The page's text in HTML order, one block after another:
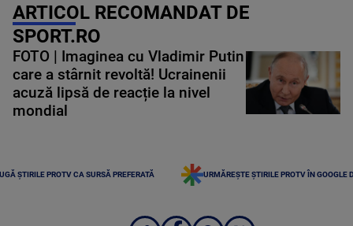
ARTICOL RECOMANDAT DE
SPORT.RO
FOTO | Imaginea cu Vladimir Putin
care a stârnit revoltă! Ucrainenii
acuză lipsă de reacție la nivel
mondial
ȘTIRILE PROTV CA SURSĂ PREFERATĂ URMĂREȘTE ȘTIRILE PROTV ÎN GOOGLE